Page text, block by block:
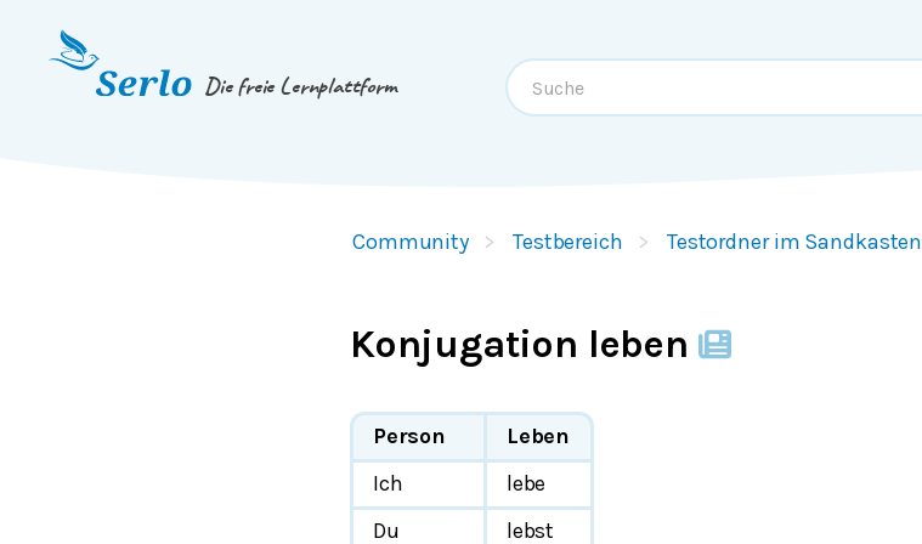
Springe zum
Die freie Lernplattform
Community Testbereich Testordner im Sandkasten
Konjugation leben
Person
Leben
Ich
lebe
Du
lebst